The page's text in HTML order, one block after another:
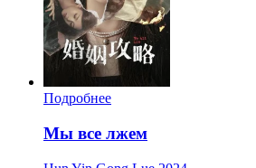
Подробнее
Мы все лжем